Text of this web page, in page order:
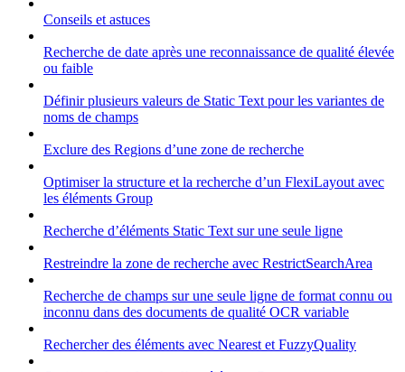
Conseils et astuces
Recherche de date après une reconnaissance de qualité élevée
ou faible
Définir plusieurs valeurs de Static Text pour les variantes de
noms de champs
Exclure des Regions d’une zone de recherche
Optimiser la structure et la recherche d’un FlexiLayout avec
les éléments Group
Recherche d’éléments Static Text sur une seule ligne
Restreindre la zone de recherche avec RestrictSearchArea
Recherche de champs sur une seule ligne de format connu ou
inconnu dans des documents de qualité OCR variable
Rechercher des éléments avec Nearest et FuzzyQuality